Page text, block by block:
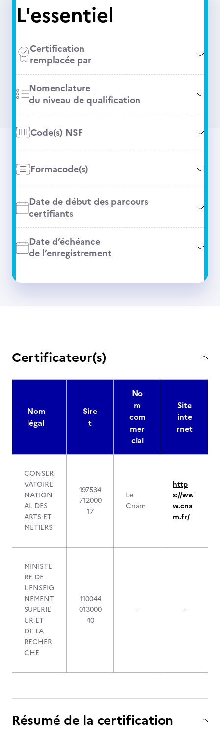
L'essentiel
Certification
remplacée par
Nomenclature
du niveau de qualification
Code(s) NSF
Formacode(s)
Date de début des parcours
certifiants
Date d’échéance
de l’enregistrement
Certificateur(s)
Nom
légal
Sire
t
No
m
com
mer
cial
Site
inte
rnet
CONSER
VATOIRE
NATION
AL DES
ARTS ET
METIERS
197534
712000
17
Le
Cnam
http
s://ww
w.cna
m.fr/
MINISTE
RE DE
L'ENSEIG
NEMENT
SUPERIE
UR ET
DE LA
RECHER
CHE
110044
013000
40
- -
Résumé de la certification